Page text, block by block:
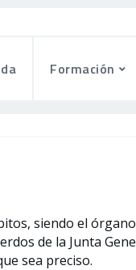
Formación
siendo el
de la Junta
sea preciso.